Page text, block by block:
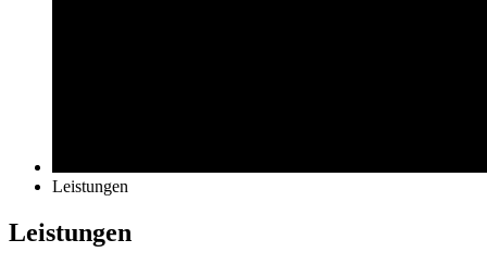
Leistungen
Leistungen